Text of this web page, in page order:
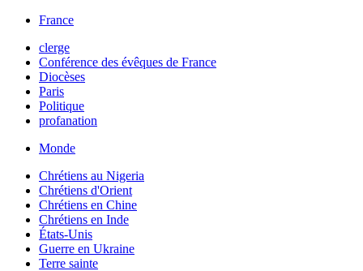
France
clerge
Conférence des évêques de France
Diocèses
Paris
Politique
profanation
Monde
Chrétiens au Nigeria
Chrétiens d'Orient
Chrétiens en Chine
Chrétiens en Inde
États-Unis
Guerre en Ukraine
Terre sainte